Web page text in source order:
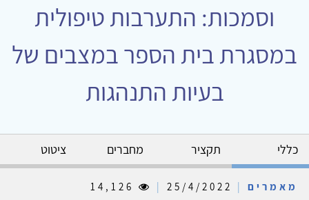
וסמכות: התערבות טיפולית
במסגרת בית הספר במצבים של
בעיות התנהגות
כללי תקציר מחברים ציטוט
מאמרים |
|